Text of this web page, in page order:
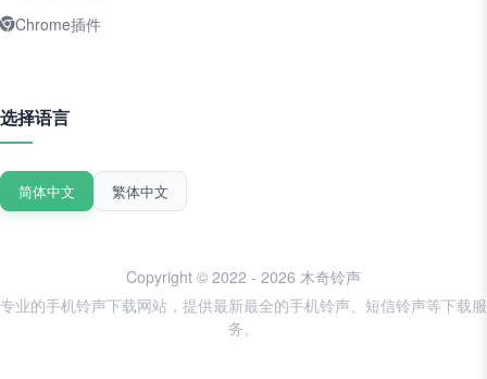
Chrome插件
选择语言
简体中文 繁体中文
Copyright © 2022 - 2026 木奇铃声
专业的手机铃声下载网站，提供最新最全的手机铃声、短信铃声等下载服
务。